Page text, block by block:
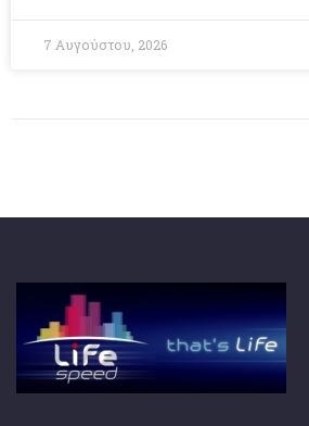
7 Αυγούστου, 2026